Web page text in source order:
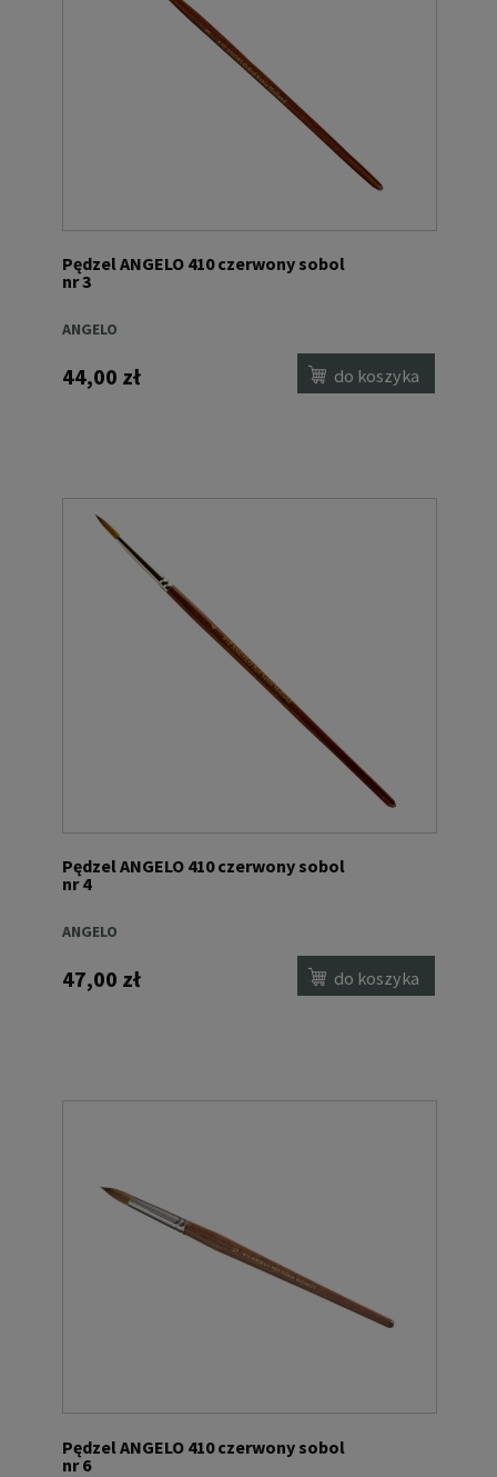
Pędzel ANGELO 410 czerwony sobol
nr 3
ANGELO
44,00 zł do koszyka
Pędzel ANGELO 410 czerwony sobol
nr 4
ANGELO
47,00 zł do koszyka
Pędzel ANGELO 410 czerwony sobol
nr 6